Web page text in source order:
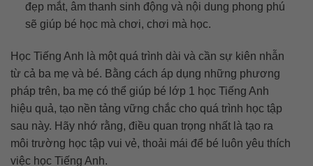
đẹp mắt, âm thanh sinh động và nội dung phong phú
sẽ giúp bé học mà chơi, chơi mà học.
Học Tiếng Anh là một quá trình dài và cần sự kiên nhẫn
từ cả ba mẹ và bé. Bằng cách áp dụng những phương
pháp trên, ba mẹ có thể giúp bé lớp 1 học Tiếng Anh
hiệu quả, tạo nền tảng vững chắc cho quá trình học tập
sau này. Hãy nhớ rằng, điều quan trọng nhất là tạo ra
môi trường học tập vui vẻ, thoải mái để bé luôn yêu thích
việc học Tiếng Anh.